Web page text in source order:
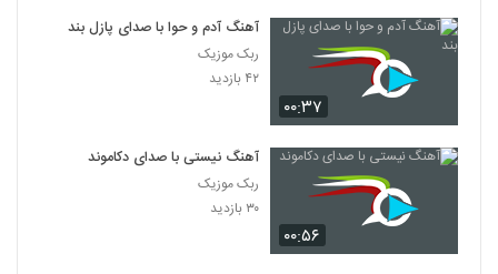
۰۰:۳۷
آهنگ آدم و حوا با صدای پازل بند
ربک موزیک
۴۲ بازدید
۰۰:۵۶
آهنگ نیستی با صدای دکاموند
ربک موزیک
۳۰ بازدید